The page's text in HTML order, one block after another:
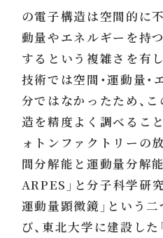
の電子構造は空間的に
動量やエネルギーを持
するという複雑さを有
技術では空間・運動量
分ではなかったため、
造を精度よく調べるこ
ォトンファクトリーの
間分解能と運動量分解
ARPES」と分子科学研
運動量顕微鏡」という
び、東北大学に建設し